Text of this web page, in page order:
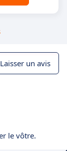
Laisser un avis
le vôtre.